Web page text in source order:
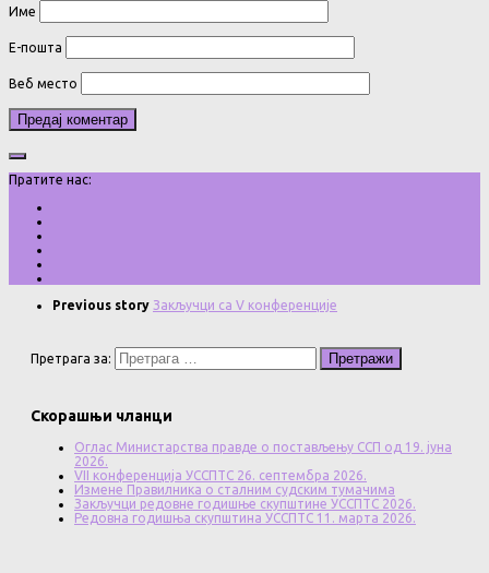
Име
Е-пошта
Веб место
Пратите нас:
Previous story Закључци са V конференције
Претрага за:
Скорашњи чланци
Оглас Министарства правде о постављењу ССП од 19. јуна
2026.
VII конференција УССПТС 26. септембра 2026.
Измене Правилника о сталним судским тумачима
Закључци редовне годишње скупштине УССПТС 2026.
Редовна годишња скупштина УССПТС 11. марта 2026.